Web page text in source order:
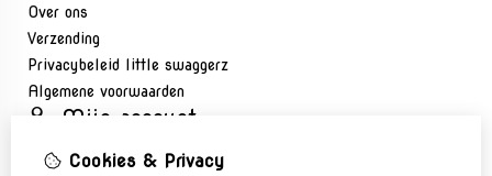
Over ons
Verzending
Privacybeleid little swaggerz
Algemene voorwaarden
Mijn account
Bestelhistorie
Cookies & Privacy